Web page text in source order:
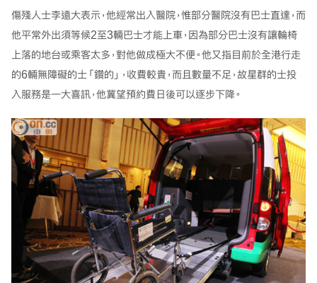
傷殘人士李遠大表示，他經常出入醫院，惟部分醫院沒有巴士直達，而
他平常外出須等候2至3輛巴士才能上車，因為部分巴士沒有讓輪椅
上落的地台或乘客太多，對他做成極大不便。他又指目前於全港行走
的6輛無障礙的士「鑽的」，收費較貴，而且數量不足，故星群的士投
入服務是一大喜訊，他冀望預約費日後可以逐步下降。